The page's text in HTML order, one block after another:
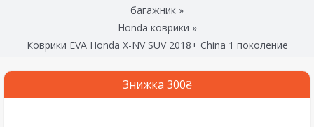
багажник »
Honda коврики »
Коврики EVA Honda X-NV SUV 2018+ China 1 поколение
Знижка 300₴